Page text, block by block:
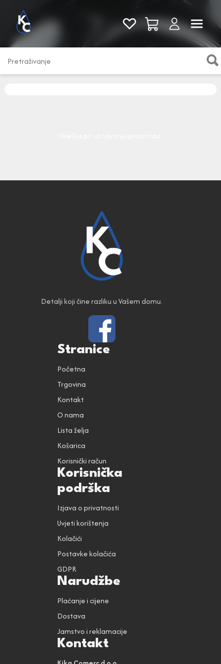
Pogledaj sve
Detalji koji čine razliku u Vašem domu.
Stranice
Početna
Trgovina
Kontakt
O nama
Lista želja
Košarica
Korisnički račun
Korisnička
podrška
Izjava o privatnosti
Uvjeti korištenja
Kolačići
Postavke kolačića
GDPR
Narudžbe
Plaćanje i cijene
Dostava
Jamstvo i reklamacije
Kontakt